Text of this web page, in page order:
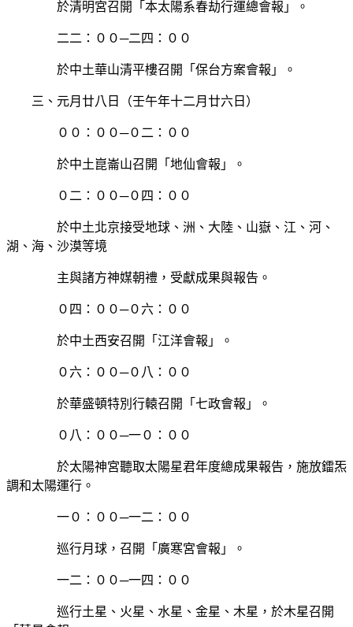
於清明宮召開「本太陽系春劫行運總會報」。
二二：００─二四：００
於中土華山清平樓召開「保台方案會報」。
三、元月廿八日（壬午年十二月廿六日）
００：００─０二：００
於中土崑崙山召開「地仙會報」。
０二：００─０四：００
於中土北京接受地球、洲、大陸、山嶽、江、河、
湖、海、沙漠等境
主與諸方神媒朝禮，受獻成果與報告。
０四：００─０六：００
於中土西安召開「江洋會報」。
０六：００─０八：００
於華盛頓特別行轅召開「七政會報」。
０八：００─一０：００
於太陽神宮聽取太陽星君年度總成果報告，施放鐳炁
調和太陽運行。
一０：００─一二：００
巡行月球，召開「廣寒宮會報」。
一二：００─一四：００
巡行土星、火星、水星、金星、木星，於木星召開